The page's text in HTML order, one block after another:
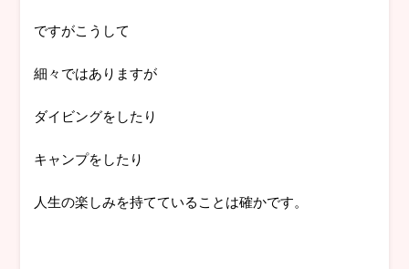
ですがこうして
細々ではありますが
ダイビングをしたり
キャンプをしたり
人生の楽しみを持てていることは確かです。